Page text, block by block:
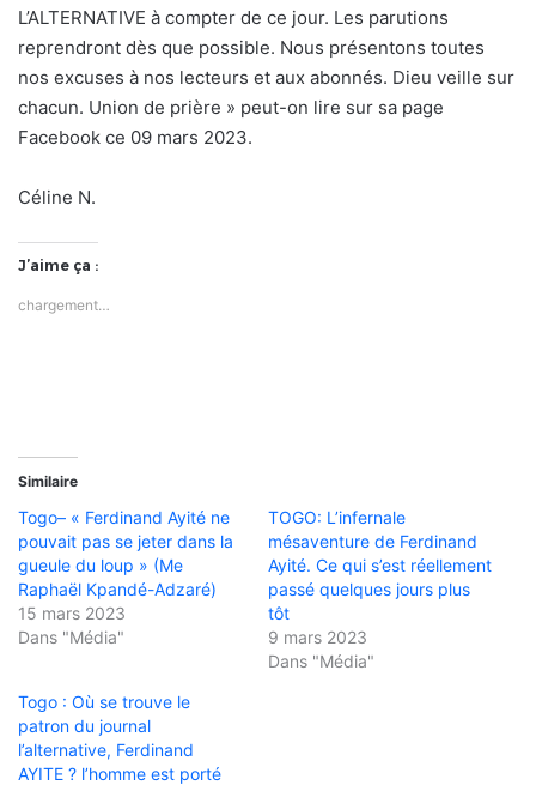
L’ALTERNATIVE à compter de ce jour. Les parutions
reprendront dès que possible. Nous présentons toutes
nos excuses à nos lecteurs et aux abonnés. Dieu veille sur
chacun. Union de prière » peut-on lire sur sa page
Facebook ce 09 mars 2023.
Céline N.
J’aime ça :
chargement…
Similaire
Togo– « Ferdinand Ayité ne
pouvait pas se jeter dans la
gueule du loup » (Me
Raphaël Kpandé-Adzaré)
15 mars 2023
Dans "Média"
TOGO: L’infernale
mésaventure de Ferdinand
Ayité. Ce qui s’est réellement
passé quelques jours plus
tôt
9 mars 2023
Dans "Média"
Togo : Où se trouve le
patron du journal
l’alternative, Ferdinand
AYITE ? l’homme est porté